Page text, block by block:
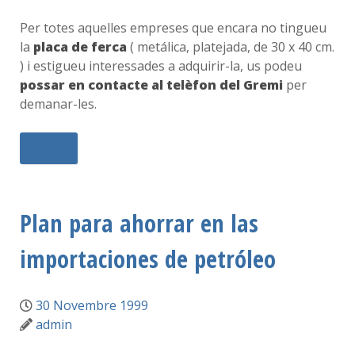
Per totes aquelles empreses que encara no tingueu
la placa de ferca ( metálica, platejada, de 30 x 40 cm.
) i estigueu interessades a adquirir-la, us podeu
possar en contacte al telèfon del Gremi per
demanar-les.
Plan para ahorrar en las
importaciones de petróleo
30 Novembre 1999
admin